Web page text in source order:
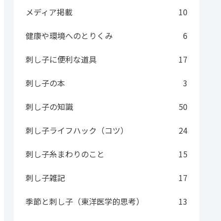
メディア掲載
10
健康や環境へのとりくみ
6
刺し子に便利な道具
17
刺し子の本
3
刺し子の知識
50
刺し子ライフハック（コツ）
24
刺し子糸まわりのこと
15
刺し子雑記
17
季節と刺し子（東洋医学的思考）
13